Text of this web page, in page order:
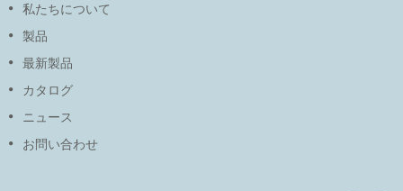
私たちについて
製品
最新製品
カタログ
ニュース
お問い合わせ